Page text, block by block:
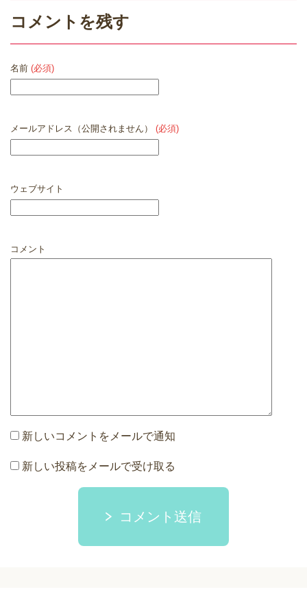
コメントを残す
名前 (必須)
メールアドレス（公開されません） (必須)
ウェブサイト
コメント
新しいコメントをメールで通知
新しい投稿をメールで受け取る
コメント送信